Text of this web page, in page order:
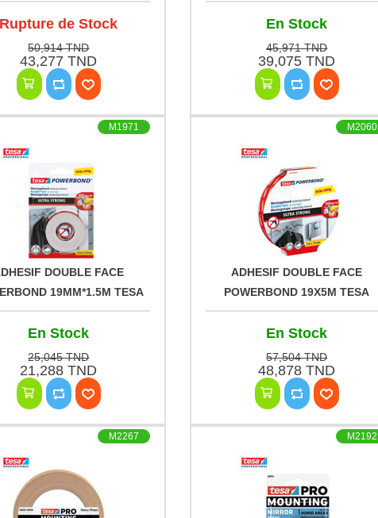
Rupture de Stock
50,914 TND
43,277 TND
En Stock
45,971 TND
39,075 TND
M1971
DOUBLE FACE
19MM*1.5M TESA
En Stock
25,045 TND
21,288 TND
M2060
ADHESIF DOUBLE FACE
POWERBOND 19X5M TESA
En Stock
57,504 TND
48,878 TND
M2267 M2192